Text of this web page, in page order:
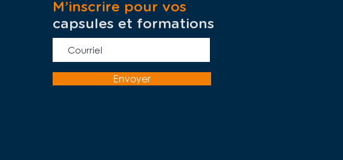
M’inscrire pour vos
capsules et formations
Envoyer